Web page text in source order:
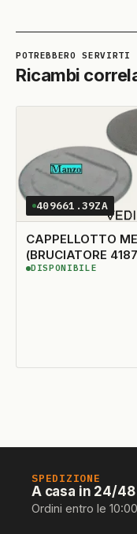
Ricambi
409661.39ZA
CAPPELLOTTO
(BRUCIATORE
418725)
DISPONIBILE
DISPONIBILE
SPEDIZIONE
A casa in 24/
Ordini entro le